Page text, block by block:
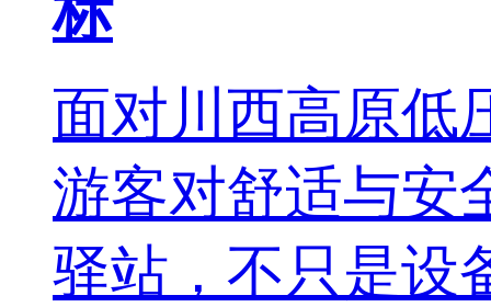
标
面对川西高原低
游客对舒适与安
驿站，不只是设